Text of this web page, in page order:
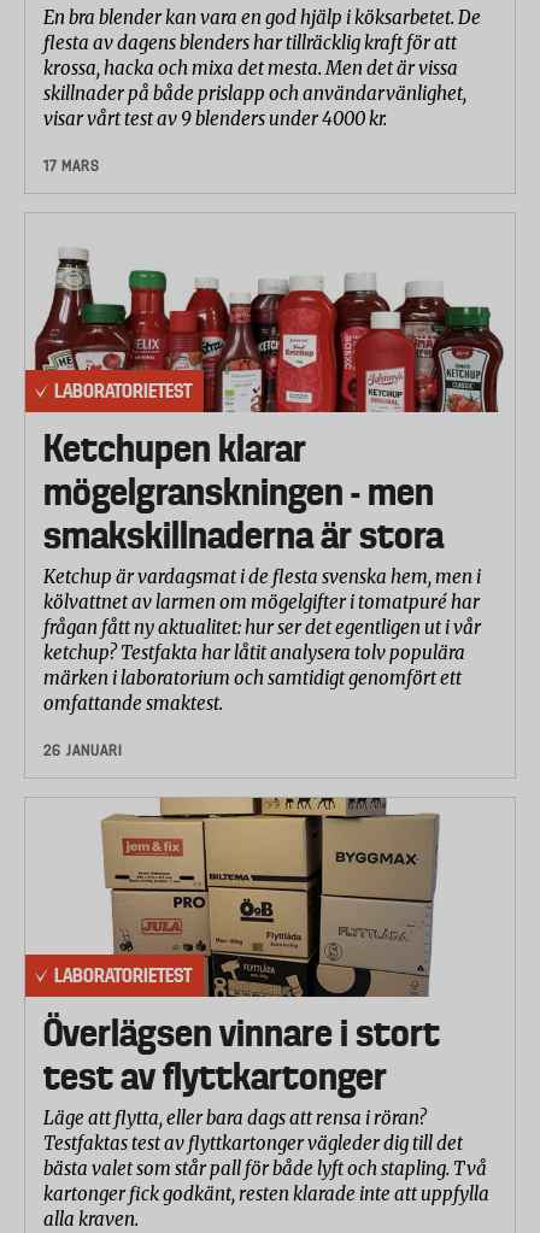
En bra blender kan vara en god hjälp i köksarbetet. De
flesta av dagens blenders har tillräcklig kraft för att
krossa, hacka och mixa det mesta. Men det är vissa
skillnader på både prislapp och användarvänlighet,
visar vårt test av 9 blenders under 4000 kr.
17 MARS
LABORATORIETEST
Ketchupen klarar
mögelgranskningen - men
smakskillnaderna är stora
Ketchup är vardagsmat i de flesta svenska hem, men i
kölvattnet av larmen om mögelgifter i tomatpuré har
frågan fått ny aktualitet: hur ser det egentligen ut i vår
ketchup? Testfakta har låtit analysera tolv populära
märken i laboratorium och samtidigt genomfört ett
omfattande smaktest.
26 JANUARI
LABORATORIETEST
Överlägsen vinnare i stort
test av flyttkartonger
Läge att flytta, eller bara dags att rensa i röran?
Testfaktas test av flyttkartonger vägleder dig till det
bästa valet som står pall för både lyft och stapling. Två
kartonger fick godkänt, resten klarade inte att uppfylla
alla kraven.